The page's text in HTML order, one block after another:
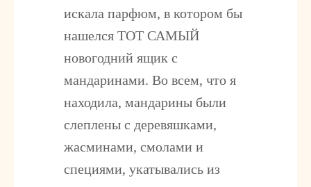
искала парфюм, в котором бы
нашелся ТОТ САМЫЙ
новогодний ящик с
мандаринами. Во всем, что я
находила, мандарины были
слеплены с деревяшками,
жасминами, смолами и
специями, укатывались из